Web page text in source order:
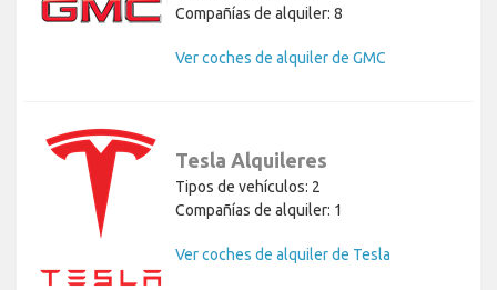
Compañías de alquiler: 8
Ver coches de alquiler de GMC
Tesla Alquileres
Tipos de vehículos: 2
Compañías de alquiler: 1
Ver coches de alquiler de Tesla